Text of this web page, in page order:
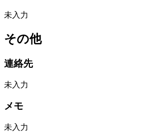
未入力
その他
連絡先
未入力
メモ
未入力